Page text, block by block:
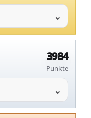
3984
Punkte